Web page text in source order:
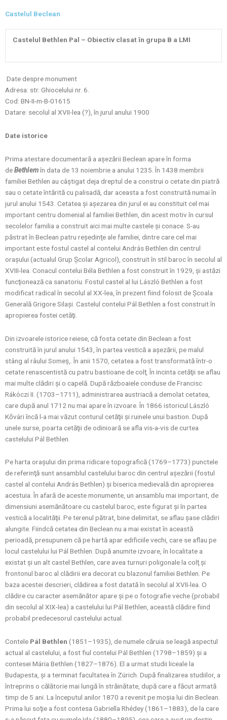
Castelul Beclean
Castelul Bethlen Pal – Obiectiv clasat în grupa B a LMI
Date despre monument
Adresa: str. Ghiocelului nr. 6.
Cod: BN-II-m-B-01615
Datare: secolul al XVII-lea (?), în jurul anului 1900
Date istorice
Prima atestare documentară a aşezării Beclean apare în forma
deBethlemîn data de 13 noiembrie a anului 1235. În 1438 membrii
familiei Bethlen au câştigat deja dreptul de a construi o cetate din piatră
sau o cetate întărită cu palisadă, dar aceasta a fost construită numai în
jurul anului 1543. Cetatea şi aşezarea din jurul ei au constituit cel mai
important centru domenial al familiei Bethlen, din acest motiv în cursul
secolelor familia a construit aici mai multe castele şi conace. S-au
păstrat în Beclean patru reşedinţe ale familiei, dintre care cel mai
important este fostul castel al contelui András Bethlen din centrul
oraşului (actualul Grup Şcolar Agricol), construit în stil baroc în secolul al
XVIII-lea. Conacul contelui Béla Bethlen a fost construit în 1929, şi astăzi
funcţionează ca sanatoriu. Fostul castel al lui László Bethlen a fost
modificat radical în secolul al XX-lea, în prezent fiind folosit de Şcoala
Generală Grigore Silaşi. Castelul contelui Pál Bethlen a fost construit în
apropierea fostei cetăţi.
Din izvoarele istorice reiese, că fosta cetate din Beclean a fost
construită în jurul anului 1543, în partea vestică a aşezării, pe malul
stâng al râului Someş,. În anii 1570, cetatea a fost transformată într-o
cetate renascentistă cu patru bastioane de colţ. În incinta cetăţii se aflau
mai multe clădiri şi o capelă. După războaiele conduse de Francisc
Rákóczi II. (1703–1711), administrarea austriacă a demolat cetatea,
care după anul 1712 nu mai apare în izvoare. În 1866 istoricul László
Kővári încă l-a mai văzut conturul cetăţii şi ruinele unui bastion. După
unele surse, poarta cetăţii de odinioară se afla vis-a-vis de curtea
castelului Pál Bethlen.
Pe harta oraşului din prima ridicare topografică (1769–1773) punctele
de referinţă sunt ansamblul castelului baroc din centrul aşezării (fostul
castel al contelui András Bethlen) şi biserica medievală din apropierea
acestuia. În afară de aceste monumente, un ansamblu mai important, de
dimensiuni asemănătoare cu castelul baroc, este figurat şi în partea
vestică a localităţii. Pe terenul pătrat, bine delimitat, se aflau şase clădiri
alungite. Fiindcă cetatea din Beclean nu a mai existat în această
perioadă, presupunem că pe hartă apar edificiile vechi, care se aflau pe
locul castelului lui Pál Bethlen. După anumite izvoare, în localitate a
existat şi un alt castel Bethlen, care avea turnuri poligonale la colţ şi
frontonul baroc al clădirii era decorat cu blazonul familiei Bethlen. Pe
baza acestei descrieri, clădirea a fost datată în secolul al XVII-lea. O
clădire cu caracter asemănător apare şi pe o fotografie veche (probabil
din secolul al XIX-lea) a castelului lui Pál Bethlen, această clădire fiind
probabil predecesorul castelului actual.
Contele Pál Bethlen (1851–1935), de numele căruia se leagă aspectul
actual al castelului, a fost fiul contelui Pál Bethlen (1798–1859) şi a
contesei Mária Bethlen (1827–1876). El a urmat studii liceale la
Budapesta, şi a terminat facultatea în Zürich. După finalizarea studiilor, a
întreprins o călătorie mai lungă în străinătate, după care a făcut armată
timp de 5 ani. La începutul anilor 1870 a revenit pe moşia lui din Beclean.
Prima lui soţie a fost contesa Gabriella Rhédey (1861–1883), de la care